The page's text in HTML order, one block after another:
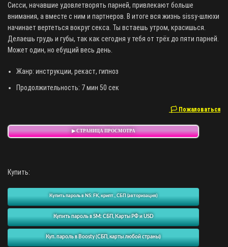
Сисси, начавшие удовлетворять парней, привлекают больше
внимания, а вместе с ним и партнеров. В итоге вся жизнь sissy-шлюхи
начинает вертеться вокруг секса. Ты встаешь утром, красишься.
Делаешь грудь и губы, так как сегодня у тебя от трёх до пяти парней.
Может один, но ебущий весь день.
Жанр: инструкции, рекаст, гипноз
Продолжительность: 7 мин 50 сек
🏳 Пожаловаться
▶ СТРАНИЦА ПРОСМОТРА
Купить:
Купить пароль в NS: FK, крипт., СБП (авторизация)
Купить пароль в SM: СБП, Карты РФ и USD
Куп. пароль в Boosty (СБП, карты любой страны)